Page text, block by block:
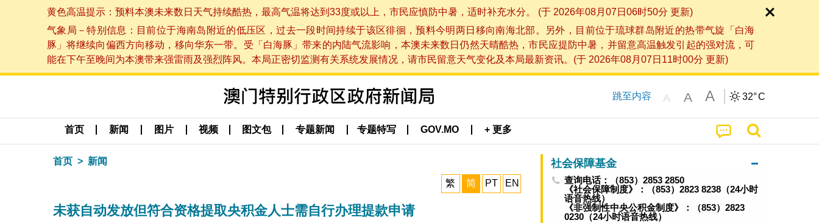
黄色高温提示：预料本澳未来数日天气持续酷热，最高气温将达到33度或以上，市民应慎防中暑，适时补充水分。 (于 2026年08月07日06时50分 更新)
气象局－特别信息：目前位于海南岛附近的低压区，过去一段时间持续于该区徘徊，预料今明两日移向南海北部。另外，目前位于琉球群岛附近的热带气旋「白海
豚」将继续向偏西方向移动，移向华东一带。受「白海豚」带来的内陆气流影响，本澳未来数日仍然天晴酷热，市民应提防中暑，并留意高温触发引起的强对流，可
能在下午至晚间为本澳带来强雷雨及强烈阵风。本局正密切监测有关系统发展情况，请市民留意天气变化及本局最新资讯。(于 2026年08月07日11时00分 更新)
跳至内容 A A A 32°C
首页 新闻 图片 视频 图文包 专题新闻 专题特写 GOV.MO + 更多
首页 新闻
繁 简 PT EN
未获自动发放但符合资格提取央积金人士需自行办理提款申请
社会保障基金
查询电话：（853）2853 2850
《社会保障制度》：（853）2823 8238（24小时
语音热线）
《非强制性中央公积金制度》：（853）2823
0230（24小时语音热线）